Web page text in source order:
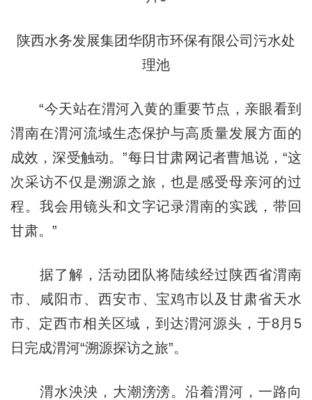
陕西水务发展集团华阴市环保有限公司污水处
理池
“今天站在渭河入黄的重要节点，亲眼看到
渭南在渭河流域生态保护与高质量发展方面的
成效，深受触动。”每日甘肃网记者曹旭说，“这
次采访不仅是溯源之旅，也是感受母亲河的过
程。我会用镜头和文字记录渭南的实践，带回
甘肃。”
据了解，活动团队将陆续经过陕西省渭南
市、咸阳市、西安市、宝鸡市以及甘肃省天水
市、定西市相关区域，到达渭河源头，于8月5
日完成渭河“溯源探访之旅”。
渭水泱泱，大潮滂滂。沿着渭河，一路向